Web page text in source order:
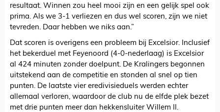
resultaat. Winnen zou heel mooi zijn en een gelijk spel ook
prima. Als we 3-1 verliezen en dus wel scoren, zijn we niet
tevreden. Daar hebben we niks aan.”
Dat scoren is overigens een probleem bij Excelsior. Inclusief
het bekerduel met Feyenoord (4-0-nederlaag) is Excelsior
al 424 minuten zonder doelpunt. De Kralingers begonnen
uitstekend aan de competitie en stonden al snel op tien
punten. De laatste vier eredivisieduels werden echter
allemaal verloren, waardoor de club nu de elfde plek bezet
met drie punten meer dan hekkensluiter Willem II.